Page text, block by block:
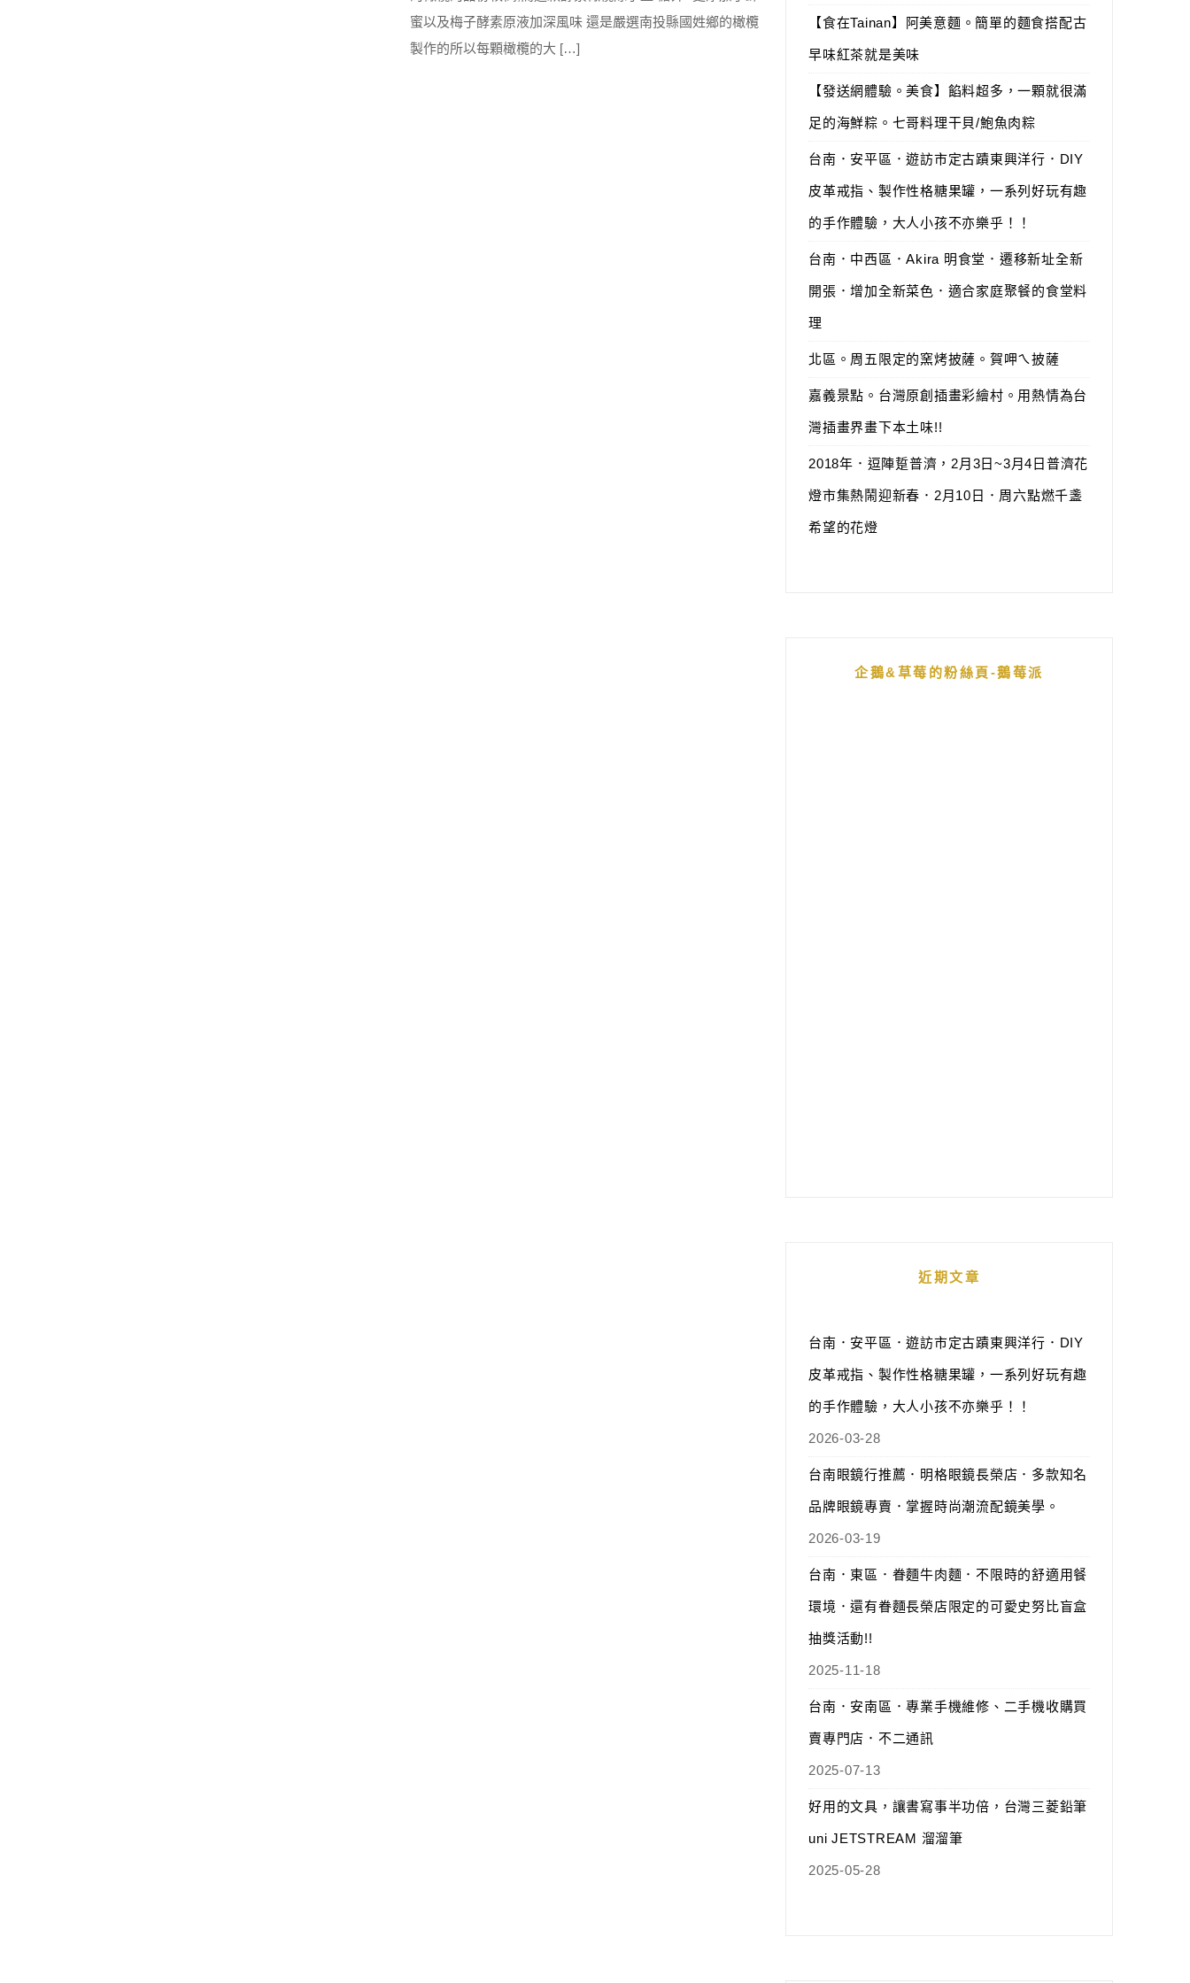
蜜以及梅子酵素原液加深風味 還是嚴選南投縣國姓鄉的橄欖
製作的所以每顆橄欖的大 […]
【食在Tainan】阿美意麵。簡單的麵食搭配古
早味紅茶就是美味
【發送網體驗。美食】餡料超多，一顆就很滿
足的海鮮粽。七哥料理干貝/鮑魚肉粽
台南．安平區．遊訪市定古蹟東興洋行．DIY
皮革戒指、製作性格糖果罐，一系列好玩有趣
的手作體驗，大人小孩不亦樂乎！！
台南．中西區．Akira 明食堂．遷移新址全新
開張．增加全新菜色．適合家庭聚餐的食堂料
理
北區。周五限定的窯烤披薩。賀呷ㄟ披薩
嘉義景點。台灣原創插畫彩繪村。用熱情為台
灣插畫界畫下本土味!!
2018年．逗陣踅普濟，2月3日~3月4日普濟花
燈市集熱鬧迎新春．2月10日．周六點燃千盞
希望的花燈
企鵝&草莓的粉絲頁-鵝莓派
近期文章
台南．安平區．遊訪市定古蹟東興洋行．DIY
皮革戒指、製作性格糖果罐，一系列好玩有趣
的手作體驗，大人小孩不亦樂乎！！
2026-03-28
台南眼鏡行推薦．明格眼鏡長榮店．多款知名
品牌眼鏡專賣．掌握時尚潮流配鏡美學。
2026-03-19
台南．東區．眷麵牛肉麵．不限時的舒適用餐
環境．還有眷麵長榮店限定的可愛史努比盲盒
抽獎活動!!
2025-11-18
台南．安南區．專業手機維修、二手機收購買
賣專門店．不二通訊
2025-07-13
好用的文具，讓書寫事半功倍，台灣三菱鉛筆
uni JETSTREAM 溜溜筆
2025-05-28